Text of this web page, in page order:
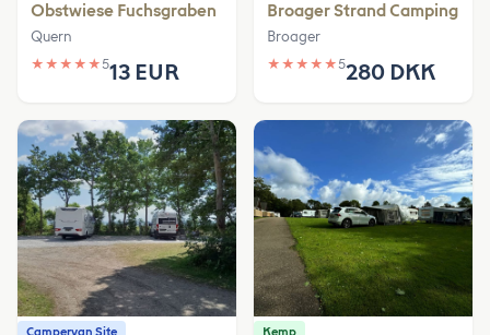
Obstwiese Fuchsgraben
Quern
★ ★ ★ ★ ★513 EUR
Broager Strand Camping
Broager
★ ★ ★ ★ ★5280 DKK